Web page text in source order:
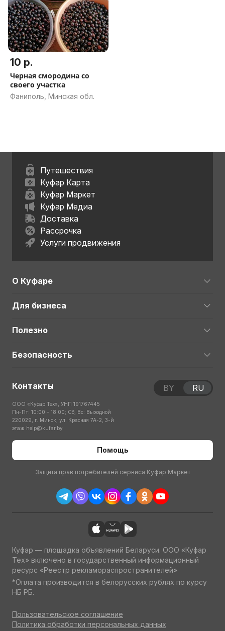
10 р.
Черная смородина со
своего участка
Фаниполь, Минская обл.
Путешествия
Куфар Карта
Куфар Маркет
Куфар Медиа
Доставка
Рассрочка
Услуги продвижения
О Куфаре
Для бизнеса
Полезно
Безопасность
Контакты
ООО «Куфар Тех», УНП 191767445
Пн-Пт: 10:00 – 18:00; Сб, Вс: Выходной
220029, г. Минск, ул. Красная 7А-2, 3-й
этаж help@kufar.by
Помощь
Защита прав потребителей сервиса Куфар Маркет
BY RU
Куфар — площадка объявлений Беларуси. ООО «Куфар
Тех» включено в государственный информационный
ресурс «Реестр рекламораспространителей»
*Оплата производится в белорусских рублях по курсу
НБ РБ.
Пользовательское соглашение
Политика обработки персональных данных